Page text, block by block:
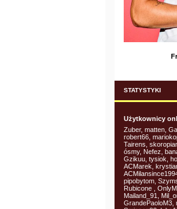
STATYSTYKI
Użytkownicy
Zuber, matten,
robert66,
Tairens,
ósmy, Nefez,
Gzikuu, tysiok,
ACMarek,
pipobytom,
Rubicone ,
Mailand_91,
GrandePaoloM3,